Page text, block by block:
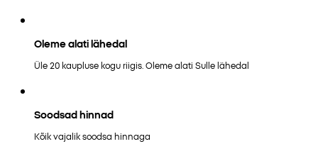
Oleme alati lähedal
Üle 20 kaupluse kogu riigis. Oleme alati Sulle lähedal
Soodsad hinnad
Kõik vajalik soodsa hinnaga